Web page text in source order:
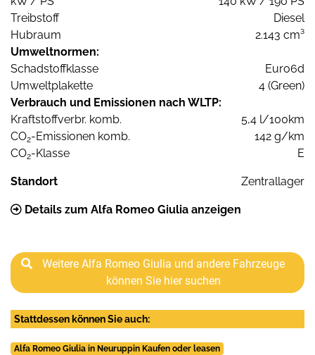
Treibstoff
Diesel
Hubraum
2.143 cm³
Umweltnormen:
Schadstoffklasse
Euro6d
Umweltplakette
4 (Green)
Verbrauch und Emissionen nach WLTP:
Kraftstoffverbr. komb.
5,4 l/100km
CO2-Emissionen komb.
142 g/km
CO2-Klasse E
Standort Zentrallager
Details zum Alfa Romeo Giulia anzeigen
Weitere Alfa Romeo Giulia und andere Fahrzeuge
können Sie hier suchen
Stattdessen können Sie auch:
Alfa Romeo Giulia in Neuruppin Kaufen oder leasen